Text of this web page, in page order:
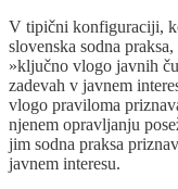
V tipični konfiguraciji,
slovenska sodna
»ključno vlogo javnih
zadevah v javnem
vlogo praviloma
njenem opravljanju
jim sodna praksa
javnem interesu.